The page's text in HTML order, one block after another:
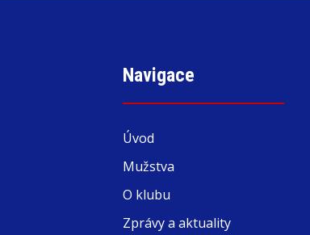
Navigace
Úvod
Mužstva
O klubu
Zprávy a aktuality